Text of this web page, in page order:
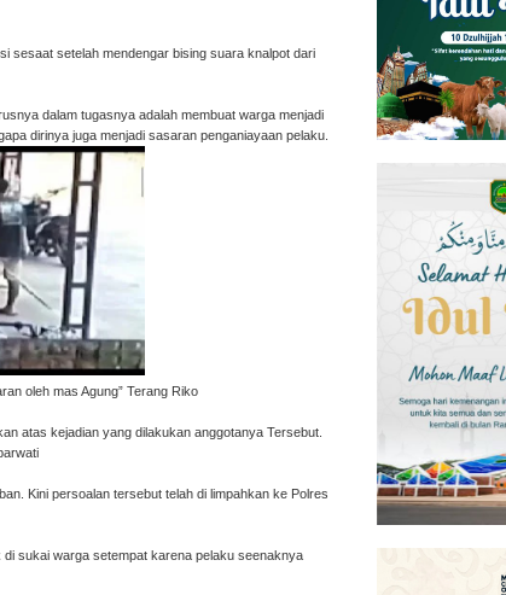
sesaat setelah mendengar bising suara knalpot dari
dalam tugasnya adalah membuat warga menjadi
dirinya juga menjadi sasaran penganiayaan pelaku.
oleh mas Agung” Terang Riko
atas kejadian yang dilakukan anggotanya Tersebut.
Kini persoalan tersebut telah di limpahkan ke Polres
sukai warga setempat karena pelaku seenaknya